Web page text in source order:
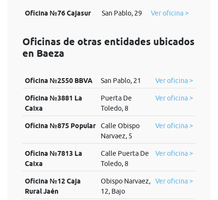
Oficina №76 Cajasur San Pablo, 29 Ver oficina >
Oficinas de otras entidades ubicados
en Baeza
Oficina №2550 BBVA San Pablo, 21 Ver oficina >
Oficina №3881 La
Caixa
Puerta De
Toledo, 8
Ver oficina >
Oficina №875 Popular
Calle Obispo
Narvaez, 5
Ver oficina >
Oficina №7813 La
Caixa
Calle Puerta De
Toledo, 8
Ver oficina >
Oficina №12 Caja
Rural Jaén
Obispo Narvaez,
12, Bajo
Ver oficina >